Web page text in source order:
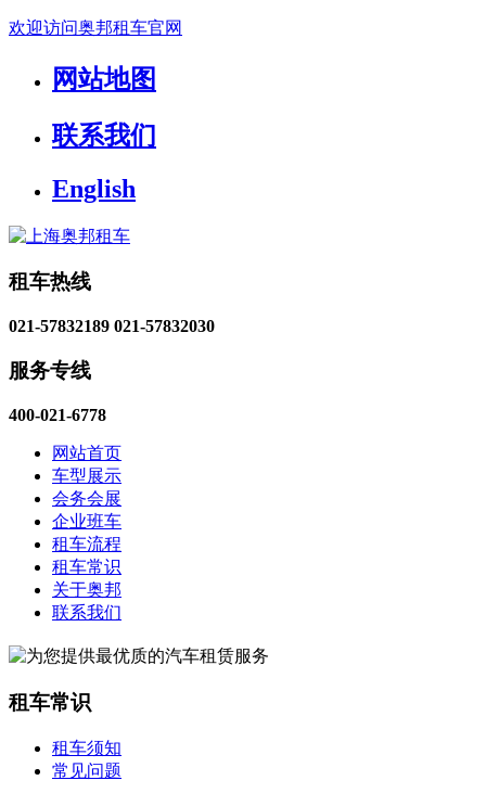
欢迎访问奥邦租车官网
网站地图
联系我们
English
租车热线
021-57832189 021-57832030
服务专线
400-021-6778
网站首页
车型展示
会务会展
企业班车
租车流程
租车常识
关于奥邦
联系我们
租车常识
租车须知
常见问题